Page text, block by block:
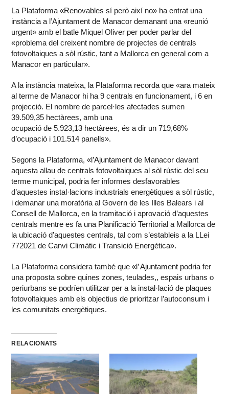
La Plataforma «Renovables sí però així no» ha entrat una
instància a l’Ajuntament de Manacor demanant una «reunió
urgent» amb el batle Miquel Oliver per poder parlar del
«problema del creixent nombre de projectes de centrals
fotovoltaiques a sòl rústic, tant a Mallorca en general com a
Manacor en particular».
A la instància mateixa, la Plataforma recorda que «ara mateix
al terme de Manacor hi ha 9 centrals en funcionament, i 6 en
projecció. El nombre de parcel·les afectades sumen
39.509,35 hectàrees, amb una
ocupació de 5.923,13 hectàrees, és a dir un 719,68%
d’ocupació i 101.514 panells».
Segons la Plataforma, «l’Ajuntament de Manacor davant
aquesta allau de centrals fotovoltaiques al sòl rústic del seu
terme municipal, podria fer informes desfavorables
d’aquestes instal·lacions industrials energètiques a sòl rústic,
i demanar una moratòria al Govern de les Illes Balears i al
Consell de Mallorca, en la tramitació i aprovació d’aquestes
centrals mentre es fa una Planificació Territorial a Mallorca de
la ubicació d’aquestes centrals, tal com s’estableis a la LLei
772021 de Canvi Climàtic i Transició Energètica».
La Plataforma considera també que «l’ Ajuntament podria fer
una proposta sobre quines zones, teulades,, espais urbans o
periurbans se podríen utilitzar per a la instal·lació de plaques
fotovoltaiques amb els objectius de prioritzar l’autoconsum i
les comunitats energètiques.
RELACIONATS